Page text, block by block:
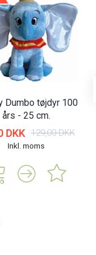
Dumbo tøjdyr 100
års - 25 cm.
DKK 129,00 DKK
Inkl. moms